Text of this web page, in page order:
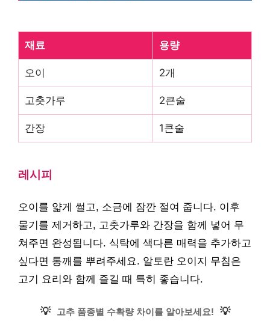
재료 용량
오이 2개
고춧가루 2큰술
간장 1큰술
레시피
오이를 얇게 썰고, 소금에 잠깐 절여 줍니다. 이후
물기를 제거하고, 고춧가루와 간장을 함께 넣어 무
쳐주면 완성됩니다. 식탁에 색다른 매력을 추가하고
싶다면 통깨를 뿌려주세요. 알토란 오이지 무침은
고기 요리와 함께 즐길 때 특히 좋습니다.
💡 고추 품종별 수확량 차이를 알아보세요! 💡